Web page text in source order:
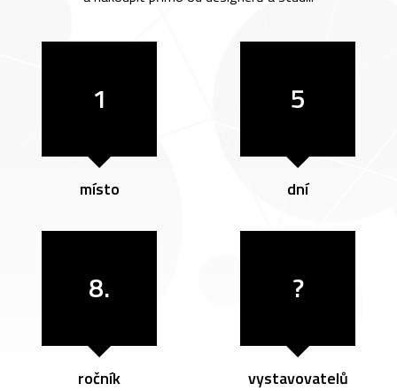
1
místo
5
dní
8.
ročník
?
vystavovatelů